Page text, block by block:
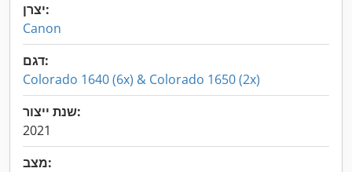
יצרן:
Canon
דגם:
Colorado 1640 (6x) & Colorado 1650 (2x)
שנת ייצור:
2021
מצב: